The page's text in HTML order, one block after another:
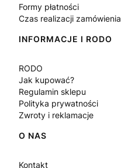
Formy płatności
Czas realizacji zamówienia
INFORMACJE I RODO
RODO
Jak kupować?
Regulamin sklepu
Polityka prywatności
Zwroty i reklamacje
O NAS
Kontakt